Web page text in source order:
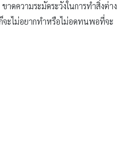
าดความระมัดระวังในการทำสิ่งต่าง
ะไม่อยากทำหรือไม่อดทนพอที่จะ